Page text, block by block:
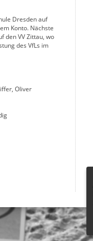
Dresden auf
Konto. Nächste
den VV Zittau, wo
des VfLs im
Oliver